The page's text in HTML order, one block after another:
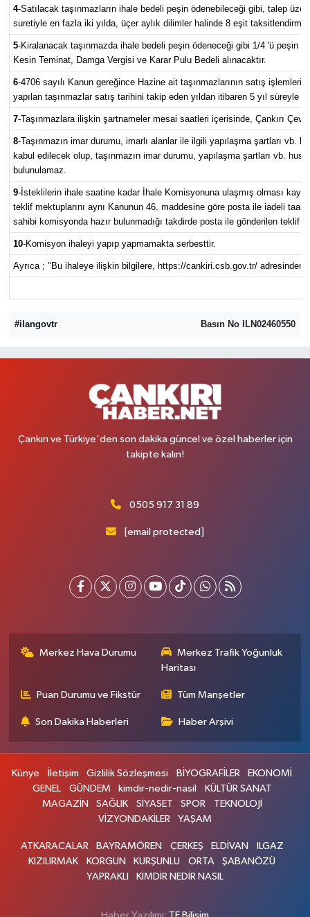
4-Satılacak taşınmazların ihale bedeli peşin ödenebileceği gibi, talep
suretiyle en fazla iki yılda, üçer aylık dilimler halinde 8 eşit
5-Kiralanacak taşınmazda ihale bedeli peşin ödeneceği gibi 1/4 'ü peşin
Kesin Teminat, Damga Vergisi ve Karar Pulu Bedeli alınacaktır.
6-4706 sayılı Kanun gereğince Hazine ait taşınmazlarının satış
yapılan taşınmazlar satış tarihini takip eden yıldan itibaren 5 yıl süreyle
7-Taşınmazlara ilişkin şartnameler mesai saatleri içerisinde, Çankırı
8-Taşınmazın imar durumu, imarlı alanlar ile ilgili yapılaşma şartları vb.
kabul edilecek olup, taşınmazın imar durumu, yapılaşma şartları vb.
bulunulamaz.
9-İsteklilerin ihale saatine kadar İhale Komisyonuna ulaşmış olması
teklif mektuplarını aynı Kanunun 46. maddesine göre posta ile iadeli
sahibi komisyonda hazır bulunmadığı takdirde posta ile gönderilen teklif
10-Komisyon ihaleyi yapıp yapmamakta serbesttir.
Ayrıca ; "Bu ihaleye ilişkin bilgilere, https://cankiri.csb.gov.tr/
#ilangovtr Basın No ILN02460550
Çankırı ve Türkiye'den son dakika güncel ve özel haberler için
takipte kalın!
0505 917 31 89
[email protected]
Merkez Hava Durumu
Merkez Trafik Yoğunluk
Haritası
Puan Durumu ve Fikstür Tüm Manşetler
Son Dakika Haberleri Haber Arşivi
Künye İletişim Gizlilik Sözleşmesi BİYOGRAFİLER
EKONOMİ
GENEL
GÜNDEM kimdir-nedir-nasil
KÜLTÜR SANAT
MAGAZİN
SAĞLIK SİYASET SPOR
TEKNOLOJİ
VİZYONDAKİLER
YAŞAM
ATKARACALAR BAYRAMÖREN ÇERKEŞ ELDİVAN
ILGAZ
KIZILIRMAK
KORGUN KURŞUNLU ORTA
ŞABANÖZÜ
YAPRAKLI
KİMDİR NEDİR NASIL